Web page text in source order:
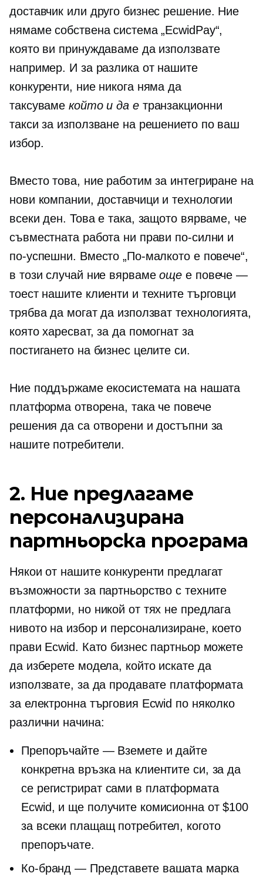
доставчик или друго бизнес решение. Ние
нямаме собствена система „EcwidPay“,
която ви принуждаваме да използвате
например. И за разлика от нашите
конкуренти, ние никога няма да
таксувамекойто и да етранзакционни
такси за използване на решението по ваш
избор.
Вместо това, ние работим за интегриране на
нови компании, доставчици и технологии
всеки ден. Това е така, защото вярваме, че
съвместната работа ни прави по-силни и
по-успешни. Вместо „По-малкото е повече“,
в този случай ние вярвамеоще е повече —
тоест нашите клиенти и техните търговци
трябва да могат да използват технологията,
която харесват, за да помогнат за
постигането на бизнес целите си.
Ние поддържаме екосистемата на нашата
платформа отворена, така че повече
решения да са отворени и достъпни за
нашите потребители.
2. Ние предлагаме
персонализирана
партньорска програма
Някои от нашите конкуренти предлагат
възможности за партньорство с техните
платформи, но никой от тях не предлага
нивото на избор и персонализиране, което
прави Ecwid. Като бизнес партньор можете
да изберете модела, който искате да
използвате, за да продавате платформата
за електронна търговия Ecwid по няколко
различни начина:
Препоръчайте — Вземете и дайте
конкретна връзка на клиентите си, за да
се регистрират сами в платформата
Ecwid, и ще получите комисионна от $100
за всеки плащащ потребител, когото
препоръчате.
Ко-бранд — Представете вашата марка